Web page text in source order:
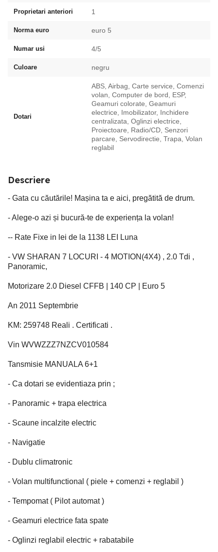
Proprietari anteriori 1
Norma euro euro 5
Numar usi 4/5
Culoare negru
Dotari
ABS, Airbag, Carte service, Comenzi
volan, Computer de bord, ESP,
Geamuri colorate, Geamuri
electrice, Imobilizator, Inchidere
centralizata, Oglinzi electrice,
Proiectoare, Radio/CD, Senzori
parcare, Servodirectie, Trapa, Volan
reglabil
Descriere
- Gata cu căutările! Mașina ta e aici, pregătită de drum.
- Alege-o azi și bucură-te de experiența la volan!
-- Rate Fixe in lei de la 1138 LEI Luna
- VW SHARAN 7 LOCURI - 4 MOTION(4X4) , 2.0 Tdi ,
Panoramic,
Motorizare 2.0 Diesel CFFB | 140 CP | Euro 5
An 2011 Septembrie
KM: 259748 Reali . Certificati .
Vin WVWZZZ7NZCV010584
Tansmisie MANUALA 6+1
- Ca dotari se evidentiaza prin ;
- Panoramic + trapa electrica
- Scaune incalzite electric
- Navigatie
- Dublu climatronic
- Volan multifunctional ( piele + comenzi + reglabil )
- Tempomat ( Pilot automat )
- Geamuri electrice fata spate
- Oglinzi reglabil electric + rabatabile